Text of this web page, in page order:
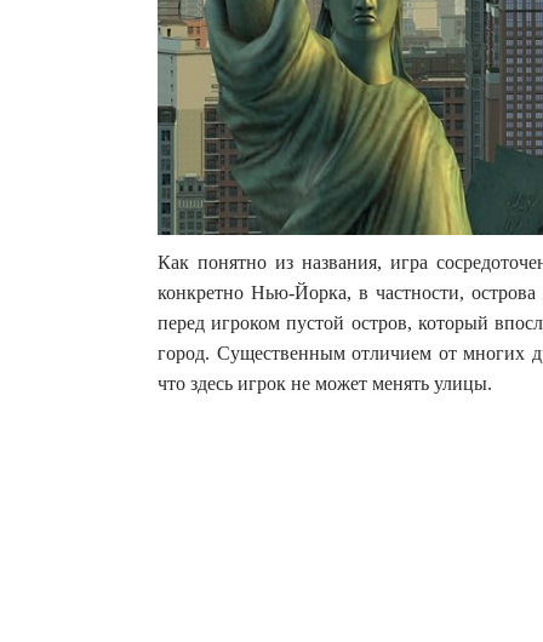
Как понятно из названия, игра
конкретно Нью-Йорка, в частности,
перед игроком пустой остров, который
город. Существенным отличием от многих
что здесь игрок не может менять улицы.